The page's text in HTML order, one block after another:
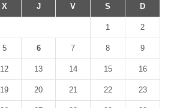
X J V S D
1 2
5 6 7 8 9
12 13 14 15 16
19 20 21 22 23